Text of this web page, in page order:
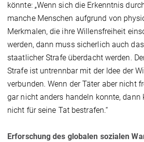
könnte: „Wenn sich die Erkenntnis
manche Menschen aufgrund von
Merkmalen, die ihre Willensfreiheit
werden, dann muss sicherlich auch
staatlicher Strafe überdacht werden.
Strafe ist untrennbar mit der Idee der
verbunden. Wenn der Täter aber nicht
gar nicht anders handeln konnte, dann
nicht für seine Tat bestrafen.“
Erforschung des globalen sozialen